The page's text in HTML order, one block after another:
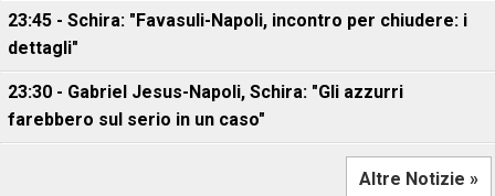
23:45 - Schira: "Favasuli-Napoli, incontro per chiudere: i
dettagli"
23:30 - Gabriel Jesus-Napoli, Schira: "Gli azzurri
farebbero sul serio in un caso"
Altre Notizie »